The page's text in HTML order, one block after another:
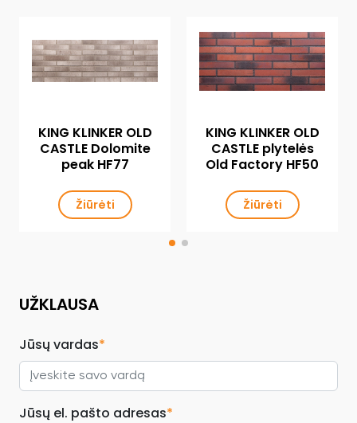
KING KLINKER OLD
CASTLE Dolomite
peak HF77
Žiūrėti
KING KLINKER OLD
CASTLE plytelės
Old Factory HF50
Žiūrėti
UŽKLAUSA
Jūsų vardas*
Jūsų el. pašto adresas*